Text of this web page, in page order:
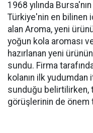
1968 yılında
Türkiye'nin en bilinen
alan Aroma, yeni
yoğun kola aroması
hazırlanan yeni
sundu. Firma
kolanın ilk
sunduğu belirtilirken,
görüşlerinin de önem